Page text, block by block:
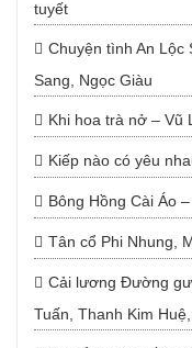
tuyết
Chuyện tình An Lộc
Sang, Ngọc Giàu
Khi hoa trà nở – Vũ
Kiếp nào có yêu
Bông Hồng Cài Áo
Tân cổ Phi Nhung,
Cải lương Đường
Tuấn, Thanh Kim